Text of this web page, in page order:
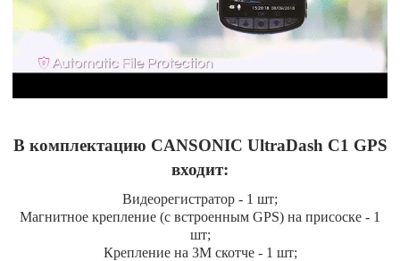
В комплектацию CANSONIC UltraDash C1 GPS
входит:
Видеорегистратор - 1 шт;
Магнитное крепление (с встроенным GPS) на присоске - 1
шт;
Крепление на 3М скотче - 1 шт;